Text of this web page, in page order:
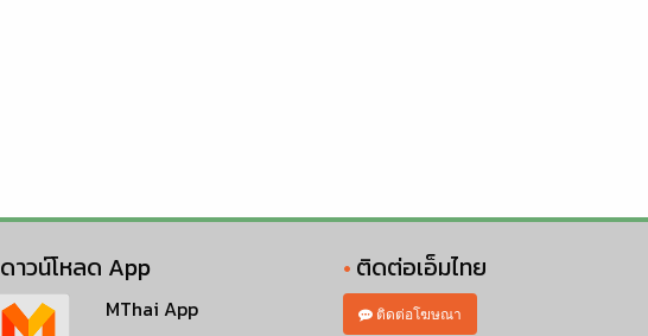
ดาวน์โหลด App
MThai App
ติดต่อเอ็มไทย
ติดต่อโฆษณา